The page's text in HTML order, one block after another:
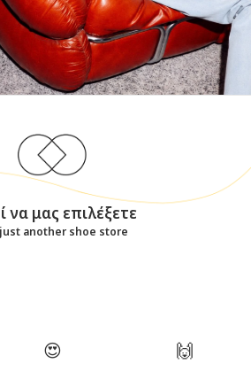
να μας επιλέξετε
another shoe store
😍 🙌